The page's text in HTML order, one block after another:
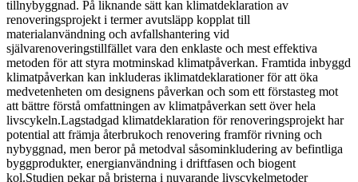
tillnybyggnad. På liknande sätt kan klimatdeklaration av
renoveringsprojekt i termer avutsläpp kopplat till
materialanvändning och avfallshantering vid
självarenoveringstillfället vara den enklaste och mest effektiva
metoden för att styra motminskad klimatpåverkan. Framtida inbyggd
klimatpåverkan kan inkluderas iklimatdeklarationer för att öka
medvetenheten om designens påverkan och som ett förstasteg mot
att bättre förstå omfattningen av klimatpåverkan sett över hela
livscykeln.Lagstadgad klimatdeklaration för renoveringsprojekt har
potential att främja återbrukoch renovering framför rivning och
nybyggnad, men beror på metodval såsominkludering av befintliga
byggprodukter, energianvändning i driftfasen och biogent
kol.Studien pekar på bristerna i nuvarande livscykelmetoder